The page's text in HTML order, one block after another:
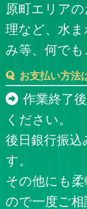
原町エリア
理など、水
み等、何でも
お支払い方法
作業終了
ください。
後日銀行振込
す。
その他にも
ので一度ご